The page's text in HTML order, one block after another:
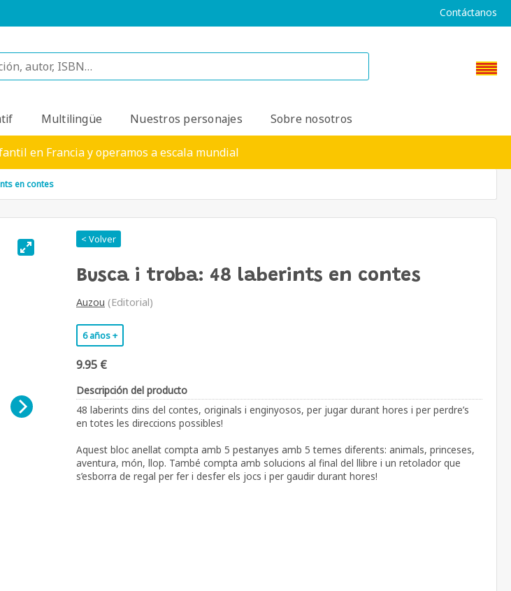
Contáctanos
Multilingüe Nuestros personajes Sobre nosotros
en Francia y operamos a escala mundial
en contes
< Volver
Busca i troba: 48 laberints en contes
Auzou (Editorial)
6 años +
9.95 €
Descripción del producto
48 laberints dins del contes, originals i enginyosos, per jugar durant hores i per perdre’s
en totes les direccions possibles!
Aquest bloc anellat compta amb 5 pestanyes amb 5 temes diferents: animals, princeses,
aventura, món, llop. També compta amb solucions al final del llibre i un retolador que
s’esborra de regal per fer i desfer els jocs i per gaudir durant hores!